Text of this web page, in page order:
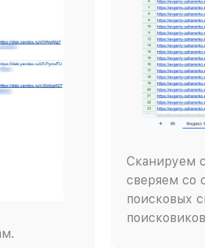
Сканируем
сверяем со
поисковых